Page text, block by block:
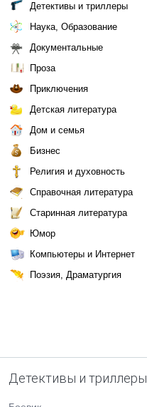
Детективы и триллеры
Наука, Образование
Документальные
Проза
Приключения
Детская литература
Дом и семья
Бизнес
Религия и духовность
Справочная литература
Старинная литература
Юмор
Компьютеры и Интернет
Поэзия, Драматургия
Детективы и триллеры